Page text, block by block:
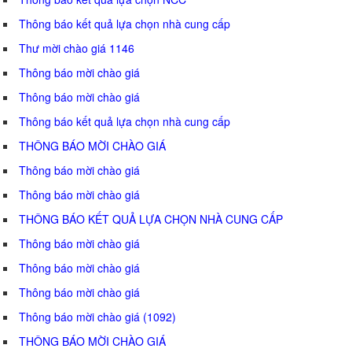
Thông báo kết quả lựa chọn nhà cung cấp
Thư mời chào giá 1146
Thông báo mời chào giá
Thông báo mời chào giá
Thông báo kết quả lựa chọn nhà cung cấp
THÔNG BÁO MỜI CHÀO GIÁ
Thông báo mời chào giá
Thông báo mời chào giá
THÔNG BÁO KẾT QUẢ LỰA CHỌN NHÀ CUNG CẤP
Thông báo mời chào giá
Thông báo mời chào giá
Thông báo mời chào giá
Thông báo mời chào giá (1092)
THÔNG BÁO MỜI CHÀO GIÁ